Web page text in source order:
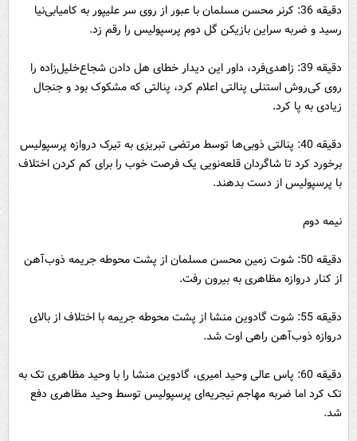
دقیقه 36: کرنر محسن مسلمان با عبور از روی سر علیپور به کامیابی‌نیا
رسید و ضربه سراین بازیکن گل دوم پرسپولیس را رقم زد.
دقیقه 39: زاهدی‌فرد، داور این دیدار خطای هل دادن شجاع‌خلیل‌زاده را
روی کی‌روش استنلی پنالتی اعلام کرد، پنالتی که مشکوک بود و جنجال
زیادی به پا کرد.
دقیقه 40: پنالتی ذوبی‌ها توسط مرتضی تبریزی به تیرک دروازه پرسپولیس
برخورد کرد تا شاگردان قلعه‌نویی یک فرصت خوب را برای کم کردن اختلاف
با پرسپولیس از دست بدهند.
نیمه دوم
دقیقه 50: شوت زمین محسن مسلمان از پشت محوطه جریمه ذوب‌آهن
از کنار دروازه مظاهری به بیرون رفت.
دقیقه 55: شوت گادوین منشا از پشت محوطه جریمه با اختلاف از بالای
دروازه ذوب‌آهن راهی اوت شد.
دقیقه 60: پاس عالی وحید امیری، گادوین منشا را با وحید مظاهری تک به
تک کرد اما ضربه مهاجم نیجریه‌ای پرسپولیس توسط وحید مظاهری دفع
شد.